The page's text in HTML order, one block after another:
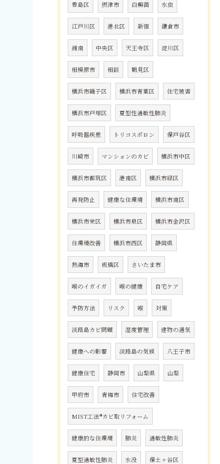
豊島区 摂津市 白癬菌 水虫
江戸川区 港北区 新宿 鎌倉市
湘南 中央区 天王寺区 淀川区
相模原市 相談 鶴見区
横浜市磯子区 横浜市青葉区 住宅被害
横浜市戸塚区 夏型性過敏性肺炎
呼吸器疾患 トリコスポロン 保戸谷区
川崎市 マンションのカビ 横浜市中区
横浜市都筑区 港南区 横浜市緑区
再発防止 健康な住環境 横浜市南区
横浜市栄区 横浜市泉区 横浜市金沢区
住環境改善 横浜市西区 静岡県
熱海市 板橋区 さいたま市
喉のイガイガ 喉の健康 自宅ケア
予防方法 リスク 喉 対策
淡路島カビ問題 湿度管理 建物の通気
健康への影響 淡路島の気候 八王子市
健康住宅 静岡市 山梨県 山梨
甲府市 青梅市 住宅改善
MIST工法®カビ取リフォーム
健康的な住環境 肺炎 過敏性肺炎
夏型過敏性肺炎 水没 保土ヶ谷区